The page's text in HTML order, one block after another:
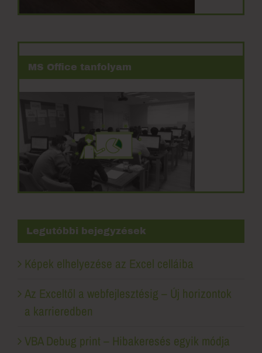
MS Office tanfolyam
Legutóbbi bejegyzések
Képek elhelyezése az Excel celláiba
Az Exceltől a webfejlesztésig – Új horizontok
a karrieredben
VBA Debug print – Hibakeresés egyik módja